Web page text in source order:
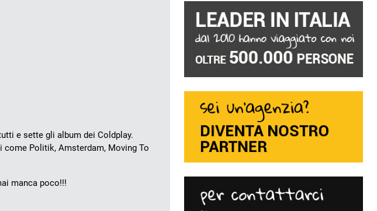
e sette gli album dei Coldplay.
Politik, Amsterdam, Moving To
manca poco!!!